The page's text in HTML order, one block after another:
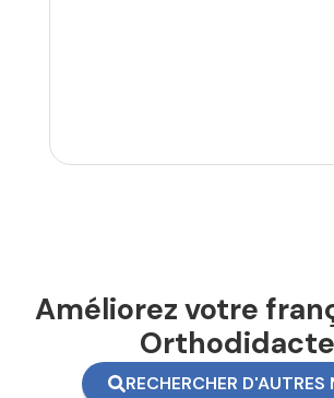
Améliorez votre
RECHERCHER D'AUTRES